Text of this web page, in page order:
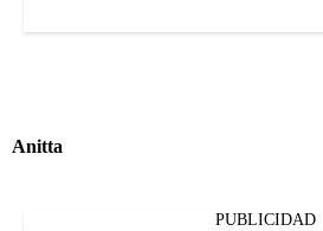
Anitta
PUBLICIDAD